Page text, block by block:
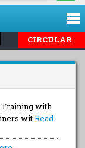
| Inviting
CIRCULAR
Training with
witRead
&